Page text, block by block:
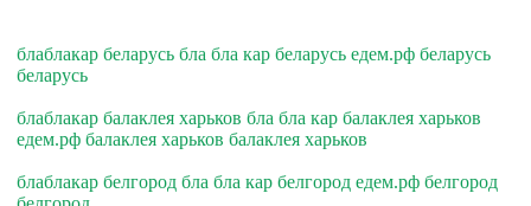
блаблакар беларусь бла бла кар беларусь едем.рф беларусь
беларусь
блаблакар балаклея харьков бла бла кар балаклея харьков
едем.рф балаклея харьков балаклея харьков
блаблакар белгород бла бла кар белгород едем.рф белгород